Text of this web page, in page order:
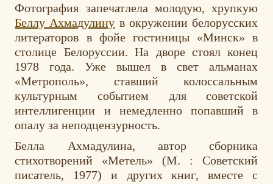
Фотография запечатлела молодую, хрупкую
Беллу Ахмадулину в окружении белорусских
литераторов в фойе гостиницы «Минск» в
столице Белоруссии. На дворе стоял конец
1978 года. Уже вышел в свет альманах
«Метрополь», ставший колоссальным
культурным событием для советской
интеллигенции и немедленно попавший в
опалу за неподцензурность.
Белла Ахмадулина, автор сборника
стихотворений «Метель» (М. : Советский
писатель, 1977) и других книг, вместе с